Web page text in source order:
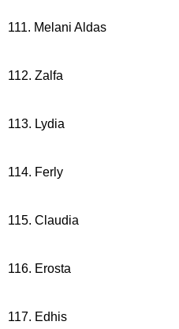
111. Melani Aldas
112. Zalfa
113. Lydia
114. Ferly
115. Claudia
116. Erosta
117. Edhis